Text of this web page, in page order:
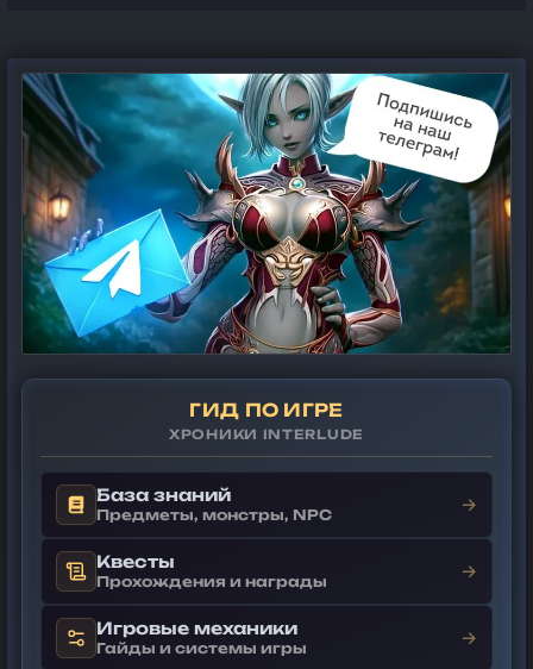
ГИД ПО ИГРЕ
ХРОНИКИ INTERLUDE
База знаний
Предметы, монстры, NPC →
Квесты
Прохождения и награды →
Игровые механики
Гайды и системы игры →